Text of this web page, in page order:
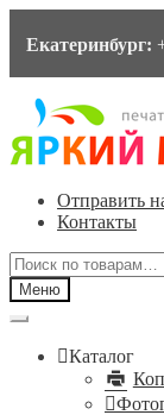
Екатеринбург:
Перейти
навигации
Перейти
содержимому
Отправить
Контакты
Искать:
Меню
Каталог